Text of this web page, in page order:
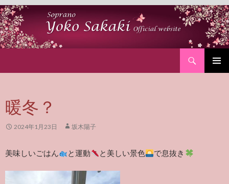
暖冬？
2024年1月23日 坂木陽子
美味しいごはん と運動 と美しい景色 で息抜き